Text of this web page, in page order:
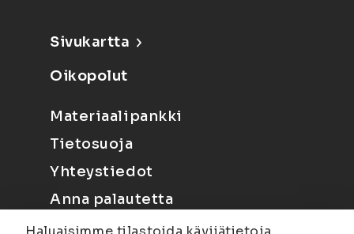
Sivukartta
Oikopolut
Materiaalipankki
Tietosuoja
Yhteystiedot
Anna palautetta